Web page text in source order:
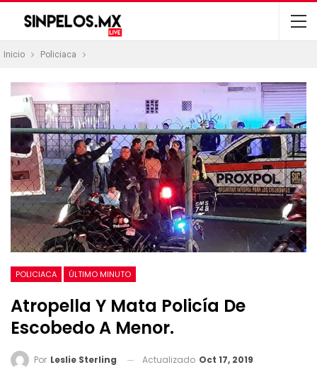
Inicio Policiaca
POLICIACA ÚLTIMO MINUTO
Atropella Y Mata Policía De
Escobedo A Menor.
Por Leslie Sterling Actualizado Oct 17, 2019